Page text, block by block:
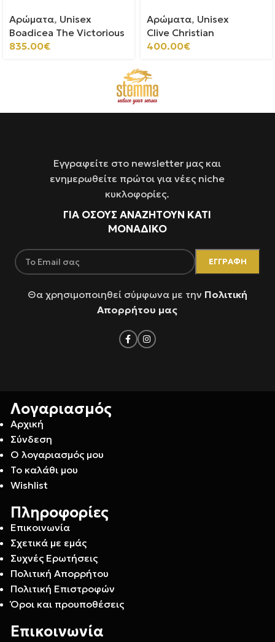
Αρώματα, Unisex
Boadicea The Victorious
835.00€
Αρώματα, Unisex
Clive Christian
400.00€
Εγγραφείτε στο newsletter μας και
ενημερωθείτε πρώτοι για νέες niche
κυκλοφορίες.
ΓΙΑ ΌΣΟΥΣ ΑΝΑΖΗΤΟΥΝ ΚΑΤΙ
ΜΟΝΑΔΙΚΟ
Θα χρησιμοποιηθεί σύμφωνα με την Πολιτική
Απορρήτου μας
Λογαριασμός
Αρχική
Σύνδεση
Ο λογαριασμός μου
Το καλάθι μου
Wishlist
Πληροφορίες
Επικοινωνία
Σχετικά με εμάς
Συχνές Ερωτήσεις
Πολιτική Απορρήτου
Πολιτική Επιστροφών
Όροι και προυποθέσεις
Επικοινωνία